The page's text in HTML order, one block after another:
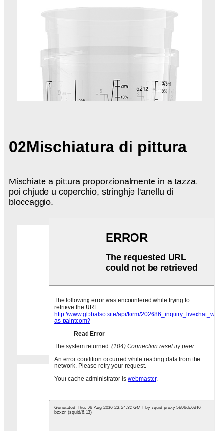
02Mischiatura di pittura
Mischiate a pittura proporzionalmente in a tazza,
poi chjude u coperchio, stringhje l'anellu di
bloccaggio.